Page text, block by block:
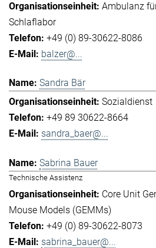
Ambulanz
Schlaflabor
+49 (0) 89-30622-8086
balzer@...
Sandra Bär
Sozialdienst
+49 89 30622-8664
sandra_baer@...
Sabrina Bauer
Technische Assistenz
Core Unit
Mouse Models (GEMMs)
+49 (0) 89-30622-8073
sabrina_bauer@...